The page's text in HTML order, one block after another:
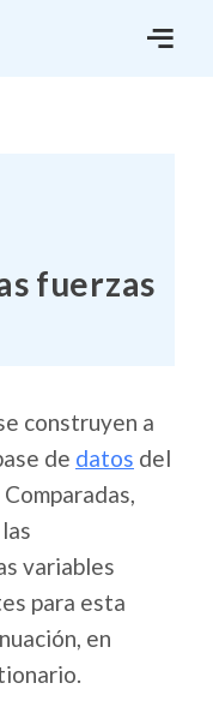
fuerzas
construyen a
de datos del
variables
para esta
en